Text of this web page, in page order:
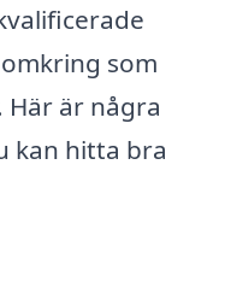
som
Här är några
kan hitta bra